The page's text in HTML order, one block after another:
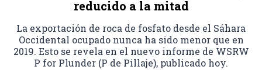
reducido a la mitad
La exportación de roca de fosfato desde el Sáhara
Occidental ocupado nunca ha sido menor que en
2019. Esto se revela en el nuevo informe de WSRW
P for Plunder (P de Pillaje), publicado hoy.